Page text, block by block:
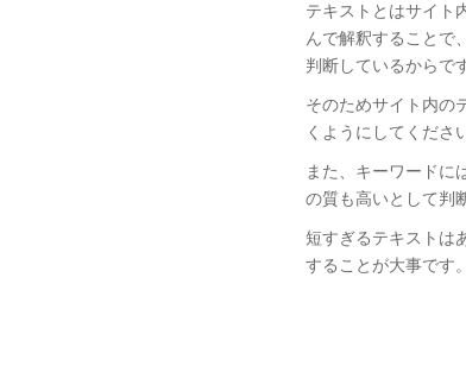
テキストとはサイト
んで解釈することで
判断しているからで
そのためサイト内の
くようにしてくださ
また、キーワードに
の質も高いとして判
短すぎるテキストは
することが大事です。